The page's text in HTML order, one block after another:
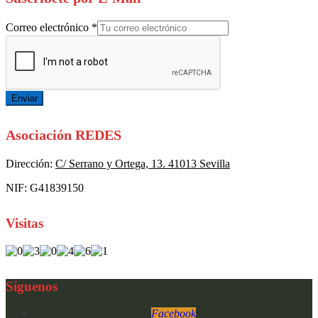
Correo electrónico *
Enviar
Asociación REDES
Dirección: C/ Serrano y Ortega, 13. 41013 Sevilla
NIF: G41839150
Visitas
Síguenos
Facebook